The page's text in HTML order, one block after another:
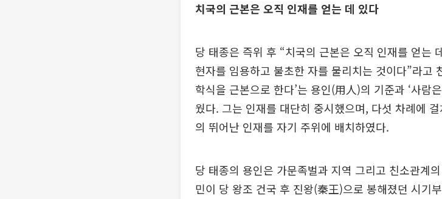
치국의 근본은 오직 인재를 얻는 데 있다
당 태종은 즉위 후 “치국의 근본은 오직 인재를 얻는
현자를 임용하고 불초한 자를 물리치는 것이다”라고
학식을 근본으로 한다’는 용인(用人)의 기준과 ‘사람
웠다. 그는 인재를 대단히 중시했으며, 다섯 차례에
의 뛰어난 인재를 자기 주위에 배치하였다.
당 태종의 용인은 가문족벌과 지역 그리고 친소관계
민이 당 왕조 건국 후 진왕(秦王)으로 봉해졌던 시기